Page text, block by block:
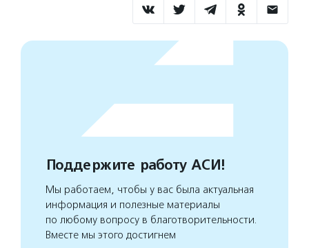
Поддержите работу АСИ!
Мы работаем, чтобы у вас была актуальная
информация и полезные материалы
по любому вопросу в благотворительности.
Вместе мы этого достигнем